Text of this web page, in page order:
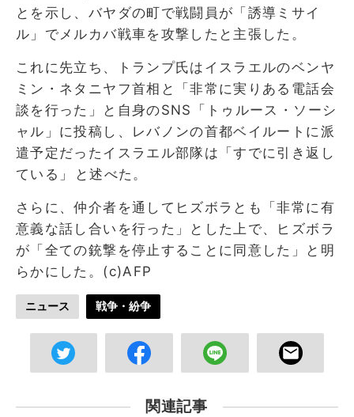
とを示し、バヤダの町で戦闘員が「誘導ミサイ
ル」でメルカバ戦車を攻撃したと主張した。
これに先立ち、トランプ氏はイスラエルのベンヤ
ミン・ネタニヤフ首相と「非常に実りある電話会
談を行った」と自身のSNS「トゥルース・ソーシ
ャル」に投稿し、レバノンの首都ベイルー​トに派
遣予定だったイスラエル部隊は「すでに引き返し
て‌いる」⁠と述べた。
さらに、仲介者を通してヒズボラとも「非常に有
意義な話し合いを行った」とした上で、ヒズボラ
が「全ての銃撃を停止することに同意した」と明
らかにした。(c)AFP
ニュース 戦争・紛争
関連記事